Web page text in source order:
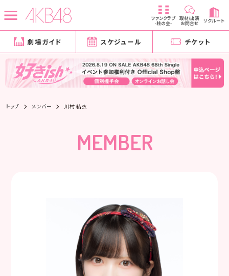
ファンクラブ
-柱の会-
取材/出演
お問合せ リクルート
劇場ガイド スケジュール チケット
トップ メンバー 川村 結衣
MEMBER